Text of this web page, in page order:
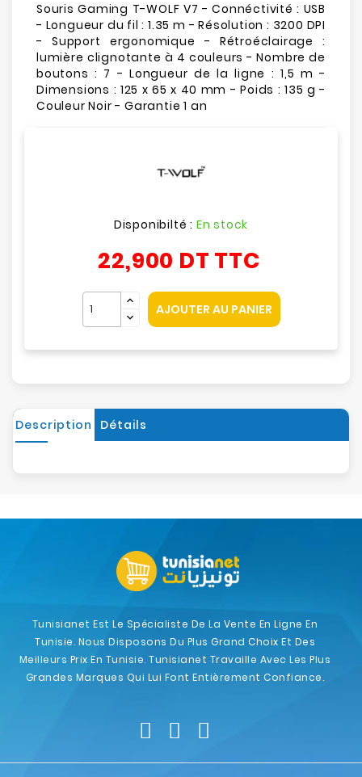
Souris Gaming T-WOLF V7 - Connéctivité : USB
- Longueur du fil : 1.35 m - Résolution : 3200 DPI
- Support ergonomique - Rétroéclairage :
lumière clignotante à 4 couleurs - Nombre de
boutons : 7 - Longueur de la ligne : 1,5 m -
Dimensions : 125 x 65 x 40 mm - Poids : 135 g -
Couleur Noir - Garantie 1 an
Disponibilté : En stock
22,900 DT TTC
AJOUTER AU PANIER
Description Détails
Tunisianet Est Le Spécialiste De La Vente En Ligne En
Tunisie. Nous Disposons Du Plus Grand Choix Et Des
Meilleurs Prix En Tunisie. Tunisianet Travaille Avec Les Plus
Grandes Marques Qui Lui Font Entièrement Confiance.